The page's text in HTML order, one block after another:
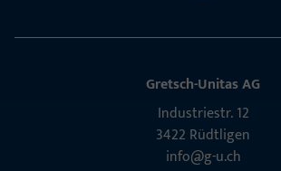
Gretsch-Unitas AG
Indu­s­triestr. 12
3422 Rüdt­ligen
info@g-u.ch